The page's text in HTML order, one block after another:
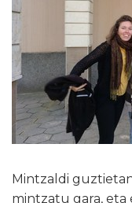
Mintzaldi
mintzatu gara,